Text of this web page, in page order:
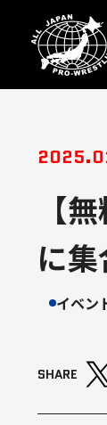
【
に
イベン
SHARE